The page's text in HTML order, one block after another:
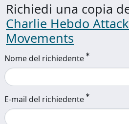
Richiedi una copia
Charlie Hebdo
Movements
Nome del richiedente
E-mail del richiedente